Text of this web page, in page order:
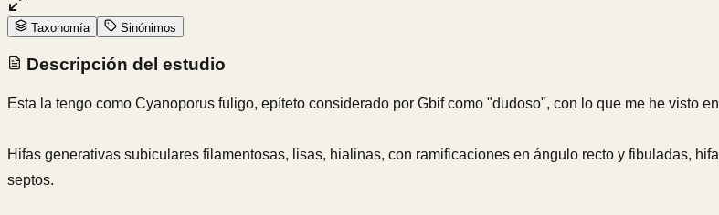
Taxonomía Sinónimos
Descripción del estudio
Esta la tengo como Cyanoporus fuligo, epíteto considerado por Gbif como "dudoso", con lo que me he visto
Hifas generativas subiculares filamentosas, lisas, hialinas, con ramificaciones en ángulo recto y fibuladas,
septos.